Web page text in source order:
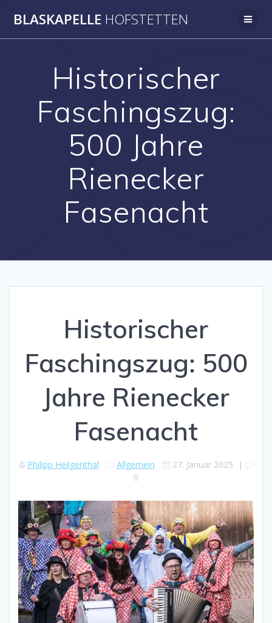
Inhalt
BLASKAPELLE HOFSTETTEN
Historischer
Faschingszug:
500 Jahre
Rienecker
Fasenacht
Historischer
Faschingszug: 500
Jahre Rienecker
Fasenacht
Philipp Heilgenthal Allgemein 27. Januar 2025 |
0